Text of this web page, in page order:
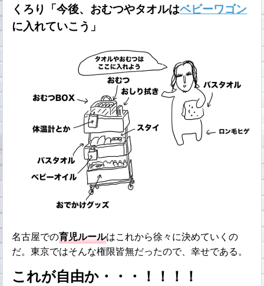
くろり「今後、おむつやタオルはベビーワゴン
に入れていこう」
名古屋での育児ルールはこれから徐々に決めていくの
だ。東京ではそんな権限皆無だったので、幸せである。
これが自由か・・・！！！！